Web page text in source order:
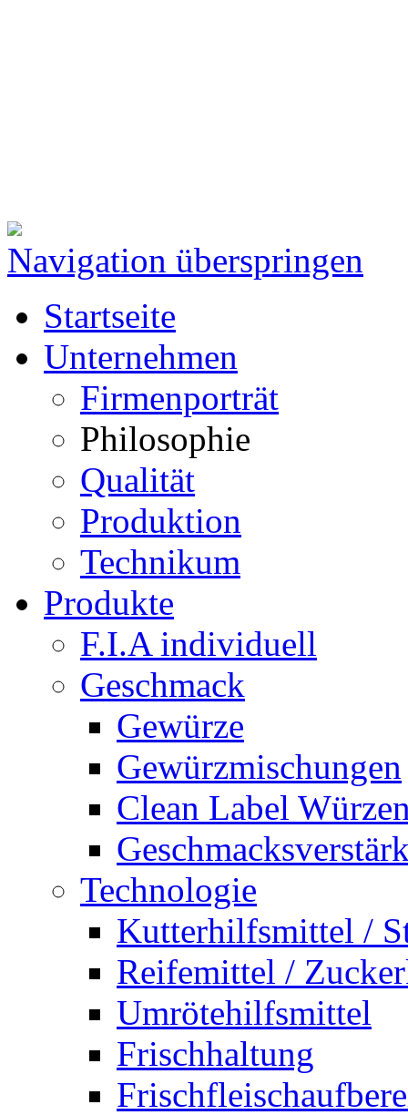
Navigation überspringen
Startseite
Unternehmen
Firmenporträt
Philosophie
Qualität
Produktion
Technikum
Produkte
F.I.A individuell
Geschmack
Gewürze
Gewürzmischungen
Clean Label
Technologie
Kutterhilfsmittel /
Reifemittel /
Umrötehilfsmittel
Frischhaltung